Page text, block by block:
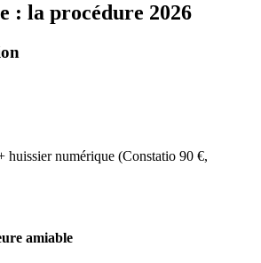
: la procédure 2026
huissier numérique (Constatio 90 €,
amiable